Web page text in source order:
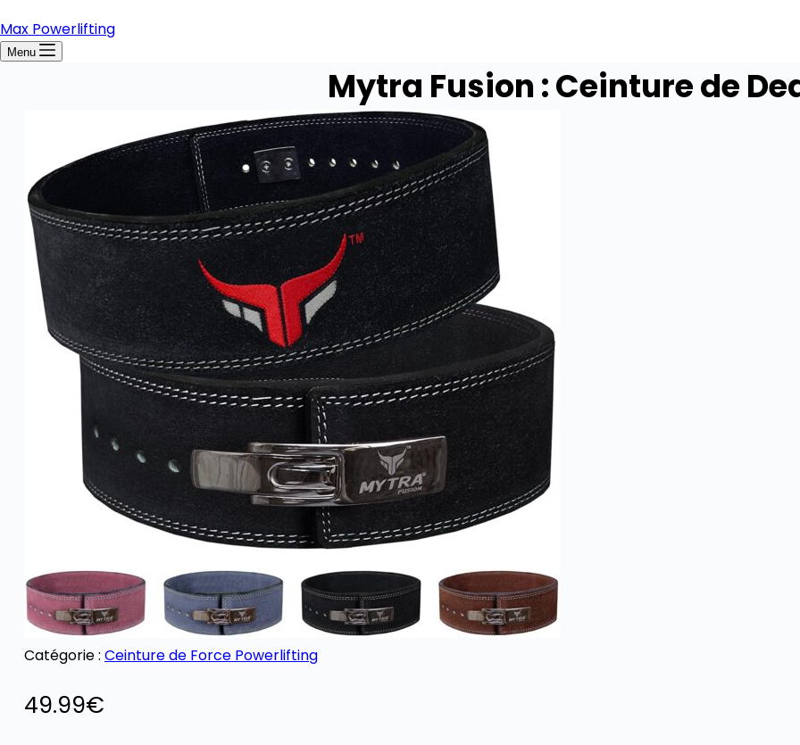
Max Powerlifting
Menu
Mytra Fusion : Ceinture de
Catégorie : Ceinture de Force Powerlifting
49.99€